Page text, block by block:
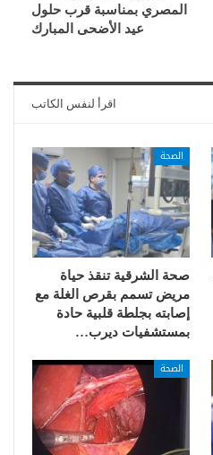
المصري بمناسبة قرب حلول
عيد الأضحى المبارك
اقرأ لنفس الكاتب
الصحة
صحة الشرقية تنقذ حياة
مريض تسمم بقرص الغلة مع
إصابته بجلطة قلبية حادة
بمستشفيات ديرب…
الصحة